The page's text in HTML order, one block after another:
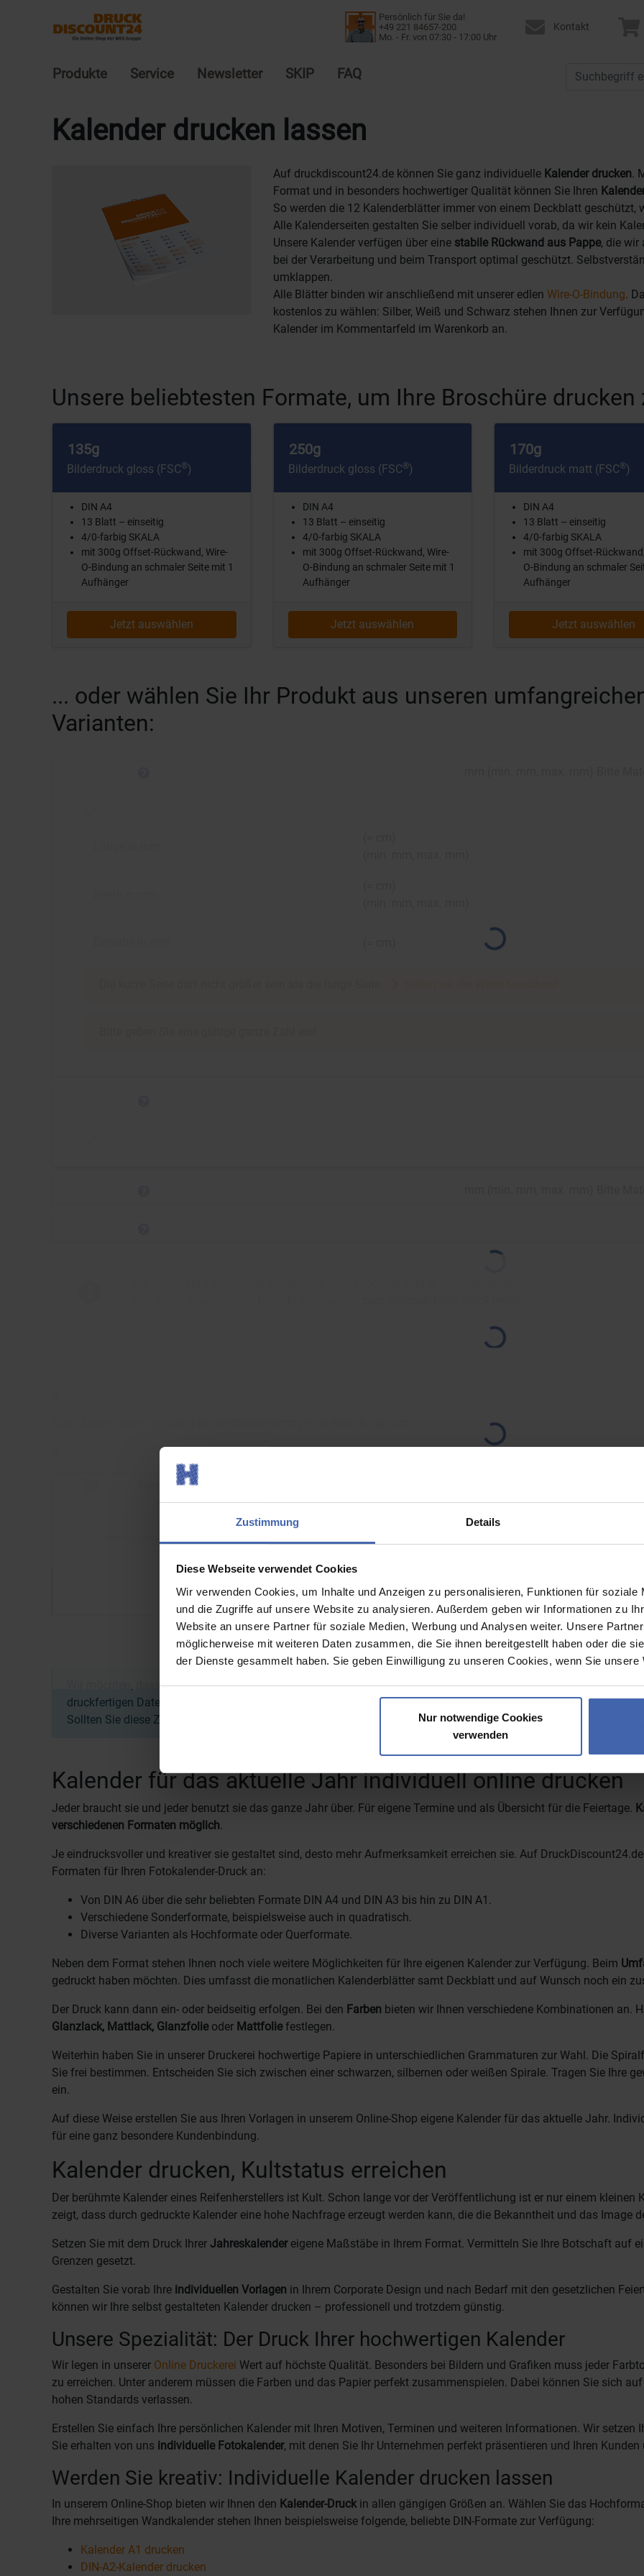
Zustimmung Details
Diese Webseite verwendet Cookies
Wir verwenden Cookies, um Inhalte und Anzeigen zu personalisieren, Funktionen für soziale
und die Zugriffe auf unsere Website zu analysieren. Außerdem geben wir Informationen zu
Website an unsere Partner für soziale Medien, Werbung und Analysen weiter. Unsere
möglicherweise mit weiteren Daten zusammen, die Sie ihnen bereitgestellt haben oder die
der Dienste gesammelt haben. Sie geben Einwilligung zu unseren Cookies, wenn Sie unsere
Nur notwendige Cookies
verwenden
Persönlich für Sie da!
+49 221 84657-200
Mo. - Fr. von 07:30 - 17:00 Uhr
Kontakt
Produkte Service Newsletter SKIP FAQ
Kalender drucken lassen
Auf druckdiscount24.de können Sie ganz individuelle Kalender drucken.
Format und in besonders hochwertiger Qualität können Sie Ihren
So werden die 12 Kalenderblätter immer von einem Deckblatt
Alle Kalenderseiten gestalten Sie selber individuell vorab, da wir kein
Unsere Kalender verfügen über eine stabile Rückwand aus Pappe, die wir
bei der Verarbeitung und beim Transport optimal geschützt.
umklappen.
Alle Blätter binden wir anschließend mit unserer edlen Wire-O-Bindung.
kostenlos zu wählen: Silber, Weiß und Schwarz stehen Ihnen zur
Kalender im Kommentarfeld im Warenkorb an.
Unsere beliebtesten Formate, um Ihre Broschüre drucken
135g
Bilderdruck gloss (FSC®)
DIN A4
13 Blatt – einseitig
4/0-farbig SKALA
mit 300g Offset-Rückwand, Wire-
O-Bindung an schmaler Seite mit 1
Aufhänger
Jetzt auswählen
250g
Bilderdruck gloss (FSC®)
DIN A4
13 Blatt – einseitig
4/0-farbig SKALA
mit 300g Offset-Rückwand, Wire-
O-Bindung an schmaler Seite mit 1
Aufhänger
Jetzt auswählen
170g
Bilderdruck matt (FSC®)
DIN A4
13 Blatt – einseitig
4/0-farbig SKALA
mit 300g Offset-
O-Bindung an schmaler
Aufhänger
Jetzt auswählen
... oder wählen Sie Ihr Produkt aus unseren
Varianten:
Bestellabschluss
Wir möchten, dass Sie zufrieden mit Ihrer Bestellung sind und Ihre Lieferung umgehend erhalten. Bitte stellen Sie
druckfertigen Daten und Zahlungseingang bis 12:00 Uhr sowie Proof-Freigabe bis 13:00 Uhr erfolgen. Nur dann
Sollten Sie diese Zeiten überschreiten, verschiebt sich die Lieferung um die Verspätung.
Kalender für das aktuelle Jahr individuell online drucken
Jeder braucht sie und jeder benutzt sie das ganze Jahr über. Für eigene Termine und als Übersicht für die Feiertage.
verschiedenen Formaten möglich.
Je eindrucksvoller und kreativer sie gestaltet sind, desto mehr Aufmerksamkeit erreichen sie. Auf
Formaten für Ihren Fotokalender-Druck an:
Von DIN A6 über die sehr beliebten Formate DIN A4 und DIN A3 bis hin zu DIN A1.
Verschiedene Sonderformate, beispielsweise auch in quadratisch.
Diverse Varianten als Hochformate oder Querformate.
Neben dem Format stehen Ihnen noch viele weitere Möglichkeiten für Ihre eigenen Kalender zur Verfügung. Beim
gedruckt haben möchten. Dies umfasst die monatlichen Kalenderblätter samt Deckblatt und auf Wunsch noch ein
Der Druck kann dann ein- oder beidseitig erfolgen. Bei den Farben bieten wir Ihnen verschiedene Kombinationen an.
Glanzlack, Mattlack, Glanzfolieoder Mattfoliefestlegen.
Weiterhin haben Sie in unserer Druckerei hochwertige Papiere in unterschiedlichen Grammaturen zur Wahl. Die
Sie frei bestimmen. Entscheiden Sie sich zwischen einer schwarzen, silbernen oder weißen Spirale. Tragen Sie Ihre
ein.
Auf diese Weise erstellen Sie aus Ihren Vorlagen in unserem Online-Shop eigene Kalender für das aktuelle Jahr.
für eine ganz besondere Kundenbindung.
Kalender drucken, Kultstatus erreichen
Der berühmte Kalender eines Reifenherstellers ist Kult. Schon lange vor der Veröffentlichung ist er nur einem
zeigt, dass durch gedruckte Kalender eine hohe Nachfrage erzeugt werden kann, die die Bekanntheit und das Image
Setzen Sie mit dem Druck Ihrer Jahreskalendereigene Maßstäbe in Ihrem Format. Vermitteln Sie Ihre Botschaft auf
Grenzen gesetzt.
Gestalten Sie vorab Ihre individuellen Vorlagen in Ihrem Corporate Design und nach Bedarf mit den gesetzlichen
können wir Ihre selbst gestalteten Kalender drucken – professionell und trotzdem günstig.
Unsere Spezialität: Der Druck Ihrer hochwertigen Kalender
Wir legen in unserer Online Druckerei Wert auf höchste Qualität. Besonders bei Bildern und Grafiken muss jeder
zu erreichen. Unter anderem müssen die Farben und das Papier perfekt zusammenspielen. Dabei können Sie sich
hohen Standards verlassen.
Erstellen Sie einfach Ihre persönlichen Kalender mit Ihren Motiven, Terminen und weiteren Informationen. Wir
Sie erhalten von uns individuelle Fotokalender, mit denen Sie Ihr Unternehmen perfekt präsentieren und Ihren
Werden Sie kreativ: Individuelle Kalender drucken lassen
In unserem Online-Shop bieten wir Ihnen den Kalender-Druckin allen gängigen Größen an. Wählen Sie das
Ihre mehrseitigen Wandkalender stehen Ihnen beispielsweise folgende, beliebte DIN-Formate zur Verfügung:
Kalender A1 drucken
DIN-A2-Kalender drucken